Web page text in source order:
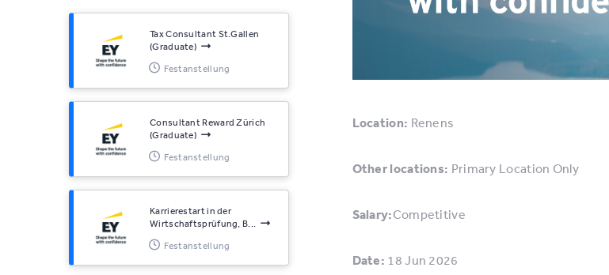
Tax Consultant St.Gallen
(Graduate)
Festanstellung
Consultant Reward Zürich
(Graduate)
Festanstellung
Karrierestart in der
Wirtschaftsprüfung, B...
Festanstellung
Location: Renens
Other locations: Primary Location Only
Salary:Competitive
Date: 18 Jun 2026